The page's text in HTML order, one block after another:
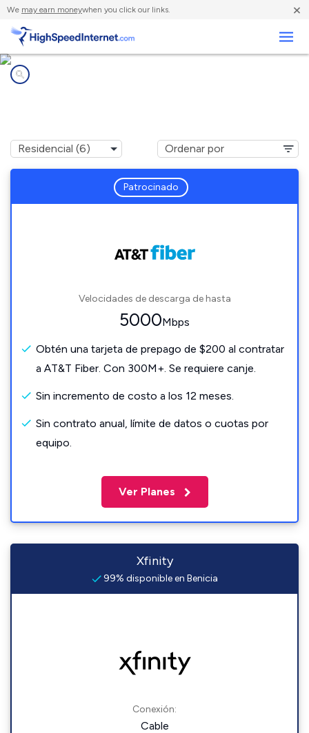
We may earn moneywhen you click our links. ×
Patrocinado
Velocidades de descarga de hasta
5000Mbps
Obtén una tarjeta de prepago de $200 al contratar
a AT&T Fiber. Con 300M+. Se requiere canje.
Sin incremento de costo a los 12 meses.
Sin contrato anual, límite de datos o cuotas por
equipo.
Ver Planes
Xfinity
99% disponible en Benicia
Conexión:
Cable